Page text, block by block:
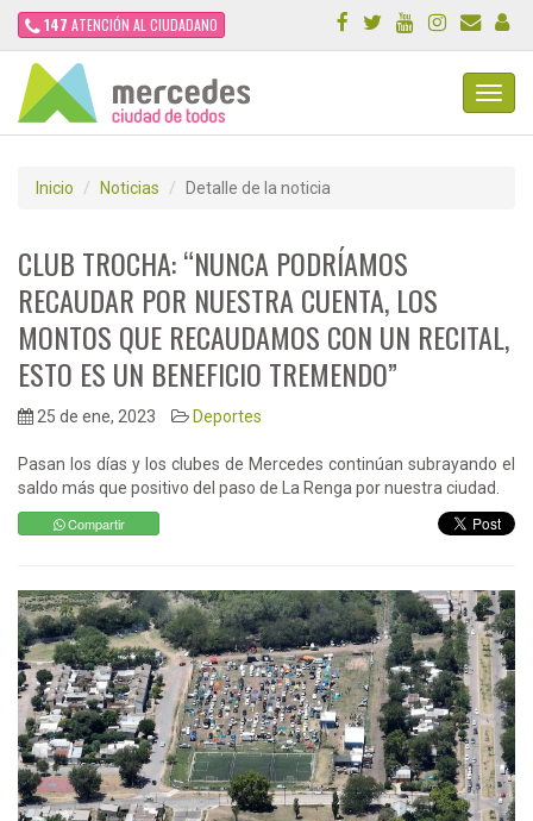
147 ATENCIÓN AL CIUDADANO
Inicio Noticias Detalle de la noticia
CLUB TROCHA: “NUNCA PODRÍAMOS
RECAUDAR POR NUESTRA CUENTA, LOS
MONTOS QUE RECAUDAMOS CON UN RECITAL,
ESTO ES UN BENEFICIO TREMENDO”
25 de ene, 2023 Deportes
Pasan los días y los clubes de Mercedes continúan subrayando el
saldo más que positivo del paso de La Renga por nuestra ciudad.
Compartir